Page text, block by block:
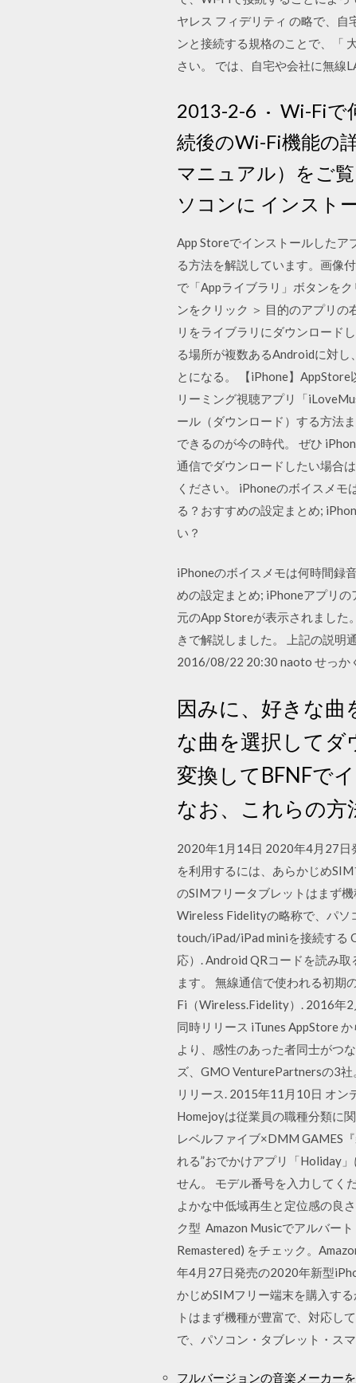
ヤレス フィデリティ の略で、
ンと接続する規格のことで、「
さい。 では、自宅や会社に無線
2013-2-6 · Wi-Fiで
続後のWi-Fi機能の
マニュアル）をご
ソコンに インスト
App Storeでインストールした
る方法を解説しています。画像
で「Appライブラリ」ボタンを
ンをクリック ＞ 目的のアプリ
リをライブラリにダウンロード
る場所が複数あるAndroidに対
とになる。 【iPhone】
リーミング視聴アプリ「
ール（ダウンロード）する方法
できるのが今の時代。 ぜひ
通信でダウンロードしたい場合
ください。 iPhoneのボイスメ
る？おすすめの設定まとめ;
い？
iPhoneのボイスメモは何時間録
めの設定まとめ; iPhoneアプリ
元のApp Storeが表示されました
きで解説しました。 上記の説明
2016/08/22 20:30 naoto せっか
因みに、好きな曲
な曲を選択してダ
変換してBFNFで
なお、これらの方
2020年1月14日 2020年4月27日
を利用するには、あらかじめ
のSIMフリータブレットはまず
Wireless Fidelityの略称で、パソ
touch/iPad/iPad miniを接続する
応）. Android QRコードを読み
ます。 無線通信で使われる初期
Fi（Wireless.Fidelity）. 2016年
同時リリース iTunes AppStore
より、感性のあった者同士がつ
ズ、GMO VenturePartnersの3
リリース. 2015年11月10日 オン
Homejoyは従業員の職種分類に
レベルファイブ×DMM GAMES
れる”おでかけアプリ「Holiday
せん。 モデル番号を入力してく
よかな中低域再生と定位感の良
ク型 Amazon Musicでアルバー
Remastered) をチェック。
年4月27日発売の2020年新型
かじめSIMフリー端末を購入す
トはまず機種が豊富で、対応し
で、パソコン・タブレット・ス
フルバージョンの音楽メーカー